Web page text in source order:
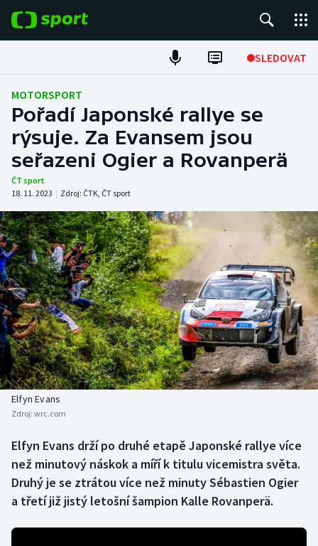
SLEDOVAT
Fotbal
Hokej
Tenis
Atletika
Cyklistika
DALŠÍ SPORTY
Americký fotbal
Baseball a softbal
Basketbal
Biatlon
Box
Curling
NEPŘEHLÉDNĚTE
Soutěže
Historické návraty
Aplikace ČT sport
MOTORSPORT
Pořadí Japonské rallye se
rýsuje. Za Evansem jsou
seřazeni Ogier a Rovanperä
ČT sport
18. 11. 2023 | Zdroj: ČTK, ČT sport
Elfyn Evans
Zdroj: wrc.com
Elfyn Evans drží po druhé etapě Japonské rallye více
než minutový náskok a míří k titulu vicemistra světa.
Druhý je se ztrátou více než minuty Sébastien Ogier
a třetí již jistý letošní šampion Kalle Rovanperä.